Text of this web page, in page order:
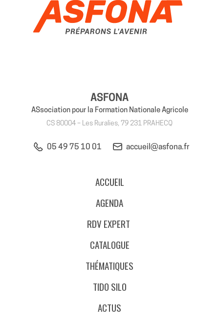
ASFONA
ASsociation pour la Formation Nationale Agricole
CS 80004 – Les Ruralies, 79 231 PRAHECQ
05 49 75 10 01 accueil@asfona.fr
ACCUEIL
AGENDA
RDV EXPERT
CATALOGUE
THÉMATIQUES
TIDO SILO
ACTUS